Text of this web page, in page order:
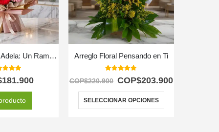
Bouquet Floral Adela: Un Ramo Vibrante de Gerberas Multicolor 💐
181.900
Arreglo Floral Pensando en Ti
COP$220.900 COP$203.900
SELECCIONAR OPCIONES